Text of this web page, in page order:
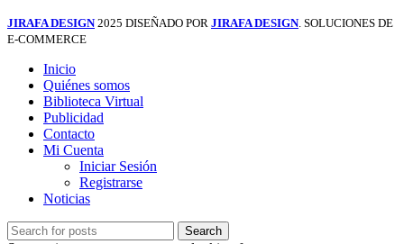
JIRAFA DESIGN 2025 DISEÑADO POR JIRAFA DESIGN. SOLUCIONES DE
E-COMMERCE
Inicio
Quiénes somos
Biblioteca Virtual
Publicidad
Contacto
Mi Cuenta
Iniciar Sesión
Registrarse
Noticias
Search